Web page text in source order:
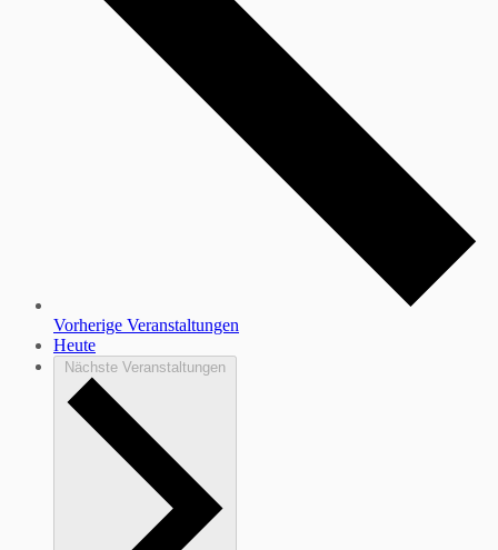
Vorherige Veranstaltungen
Heute
Nächste Veranstaltungen